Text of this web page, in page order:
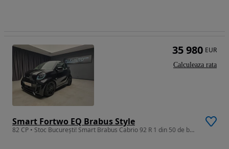
Smart Fortwo EQ Brabus Style
82 CP • Stoc București! Smart Brabus Cabrio 92 R 1 din 50 de bucăți în lume!
35 980 EUR
Calculeaza rata